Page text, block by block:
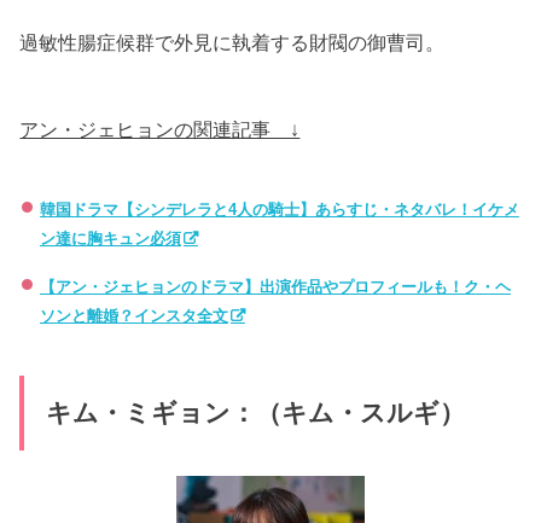
過敏性腸症候群で外見に執着する財閥の御曹司。
アン・ジェヒョンの関連記事 ↓
韓国ドラマ【シンデレラと4人の騎士】あらすじ・ネタバレ！イケメ
ン達に胸キュン必須
【アン・ジェヒョンのドラマ】出演作品やプロフィールも！ク・ヘ
ソンと離婚？インスタ全文
キム・ミギョン：（キム・スルギ）